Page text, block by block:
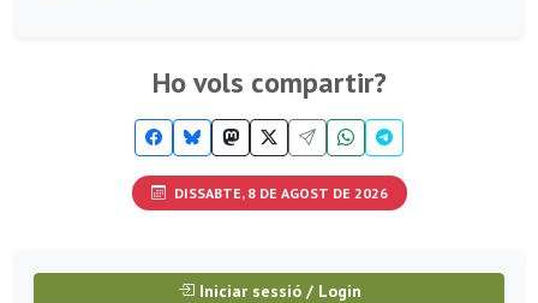
Ho vols compartir?
DISSABTE, 8 DE AGOST DE 2026
Iniciar sessió / Login